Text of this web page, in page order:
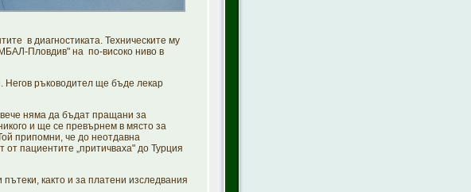
в диагностиката. Техническите му
Пловдив" на по-високо ниво в
Негов ръководител ще бъде лекар
няма да бъдат пращани за
и ще се превърнем в място за
припомни, че до неотдавна
пациентите „притичваха" до Турция
както и за платени изследвания